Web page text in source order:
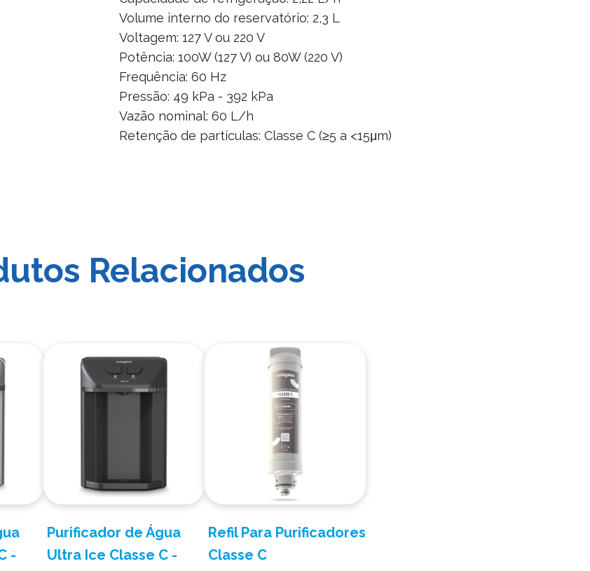
Volume interno do reservatório: 2,3 L
Voltagem: 127 V ou 220 V
Potência: 100W (127 V) ou 80W (220 V)
Frequência: 60 Hz
Pressão: 49 kPa - 392 kPa
Vazão nominal: 60 L/h
Retenção de partículas: Classe C (≥5 a <15μm)
Relacionados
-
Purificador de Água
Ultra Ice Classe C -
Refil Para Purificadores
Classe C